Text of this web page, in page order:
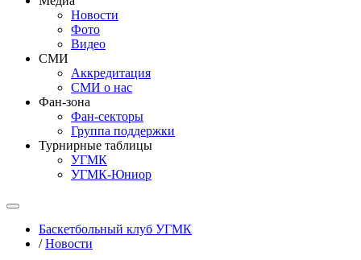
Новости
Фото
Видео
СМИ
Аккредитация
СМИ о нас
Фан-зона
Фан-секторы
Группа поддержки
Турнирные таблицы
УГМК
УГМК-Юниор
Баскетбольный клуб УГМК
/ Новости